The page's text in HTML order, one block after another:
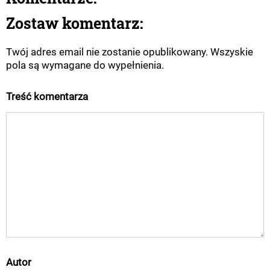
Zostaw komentarz:
Twój adres email nie zostanie opublikowany. Wszyskie
pola są wymagane do wypełnienia.
Treść komentarza
Autor